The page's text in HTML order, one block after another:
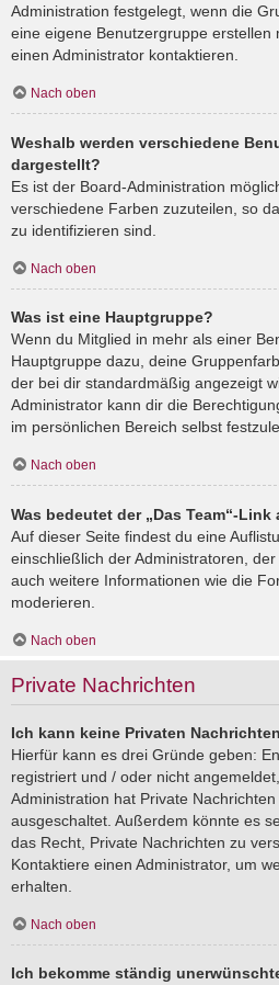
Administration festgelegt, wenn die
eine eigene Benutzergruppe erstellen
einen Administrator kontaktieren.
Nach oben
Weshalb werden verschiedene
dargestellt?
Es ist der Board-Administration
verschiedene Farben zuzuteilen, so
zu identifizieren sind.
Nach oben
Was ist eine Hauptgruppe?
Wenn du Mitglied in mehr als einer
Hauptgruppe dazu, deine
der bei dir standardmäßig angezeigt
Administrator kann dir die
im persönlichen Bereich selbst
Nach oben
Was bedeutet der „Das Team“-
Auf dieser Seite findest du eine
einschließlich der Administratoren,
auch weitere Informationen wie die
moderieren.
Nach oben
Private Nachrichten
Ich kann keine Privaten
Hierfür kann es drei Gründe geben:
registriert und / oder nicht
Administration hat Private
ausgeschaltet. Außerdem könnte es
das Recht, Private Nachrichten zu
Kontaktiere einen Administrator, um
erhalten.
Nach oben
Ich bekomme ständig